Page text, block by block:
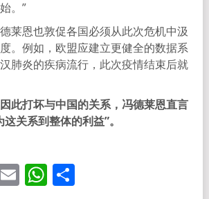
。”
莱恩也敦促各国必须从此次危机中汲
。例如，欧盟应建立更健全的数据系
肺炎的疾病流行，此次疫情结束后就
此打坏与中国的关系，冯德莱恩直言
关系到整体的利益”。
EmailWhatsApp
分